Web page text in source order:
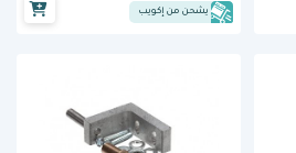
يشحن من إكويب